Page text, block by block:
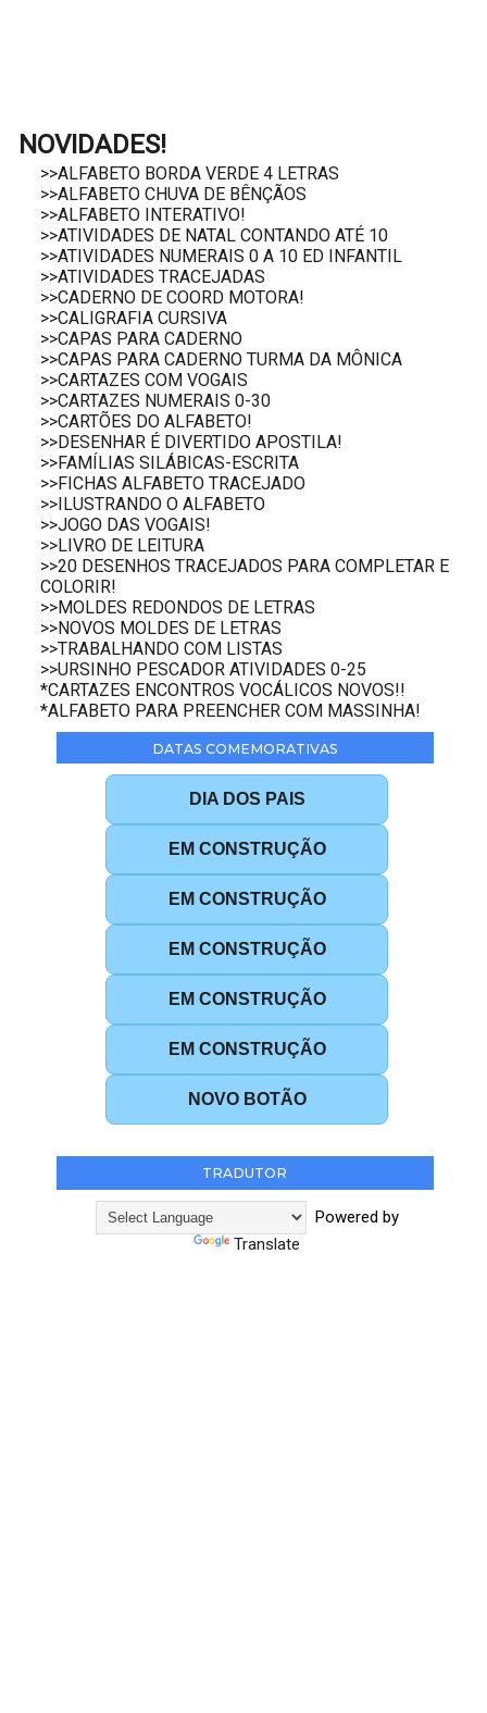
NOVIDADES!
>>ALFABETO BORDA VERDE 4 LETRAS
>>ALFABETO CHUVA DE BÊNÇÃOS
>>ALFABETO INTERATIVO!
>>ATIVIDADES DE NATAL CONTANDO ATÉ 10
>>ATIVIDADES NUMERAIS 0 A 10 ED INFANTIL
>>ATIVIDADES TRACEJADAS
>>CADERNO DE COORD MOTORA!
>>CALIGRAFIA CURSIVA
>>CAPAS PARA CADERNO
>>CAPAS PARA CADERNO TURMA DA MÔNICA
>>CARTAZES COM VOGAIS
>>CARTAZES NUMERAIS 0-30
>>CARTÕES DO ALFABETO!
>>DESENHAR É DIVERTIDO APOSTILA!
>>FAMÍLIAS SILÁBICAS-ESCRITA
>>FICHAS ALFABETO TRACEJADO
>>ILUSTRANDO O ALFABETO
>>JOGO DAS VOGAIS!
>>LIVRO DE LEITURA
>>20 DESENHOS TRACEJADOS PARA COMPLETAR E
COLORIR!
>>MOLDES REDONDOS DE LETRAS
>>NOVOS MOLDES DE LETRAS
>>TRABALHANDO COM LISTAS
>>URSINHO PESCADOR ATIVIDADES 0-25
*CARTAZES ENCONTROS VOCÁLICOS NOVOS!!
*ALFABETO PARA PREENCHER COM MASSINHA!
DATAS COMEMORATIVAS
DIA DOS PAIS
EM CONSTRUÇÃO
EM CONSTRUÇÃO
EM CONSTRUÇÃO
EM CONSTRUÇÃO
EM CONSTRUÇÃO
NOVO BOTÃO
TRADUTOR
Powered by
Translate